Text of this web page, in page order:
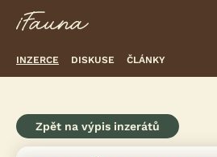
INZERCE DISKUSE ČLÁNKY
Zpět na výpis inzerátů